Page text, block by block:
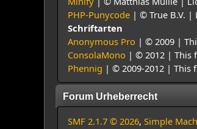
PHP-Punycode | © True B.V. |
Schriftarten
Anonymous Pro | © 2009 |
ConsolaMono | © 2012 | This
Phennig | © 2009-2012 | This
Forum Urheberrecht
SMF 2.1.7 © 2026, Simple